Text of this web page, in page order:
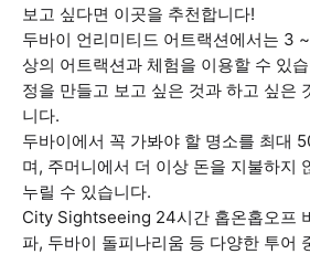
보고 싶다면 이곳을 추천합니다!
두바이 언리미티드 어트랙션에서는 3
상의 어트랙션과 체험을 이용할 수 있
정을 만들고 보고 싶은 것과 하고 싶은
니다.
두바이에서 꼭 가봐야 할 명소를 최대
며, 주머니에서 더 이상 돈을 지불하지
누릴 수 있습니다.
City Sightseeing 24시간 홉온홉오프
파, 두바이 돌피나리움 등 다양한 투어